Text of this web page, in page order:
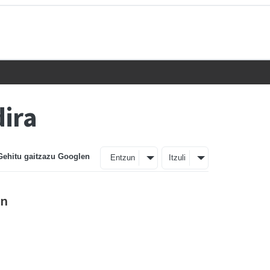
gaitzazu Googlen Entzun Itzuli